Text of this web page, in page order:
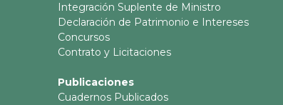
Integración Suplente de Ministro
Declaración de Patrimonio e Intereses
Concursos
Contrato y Licitaciones
Publicaciones
Cuadernos Publicados